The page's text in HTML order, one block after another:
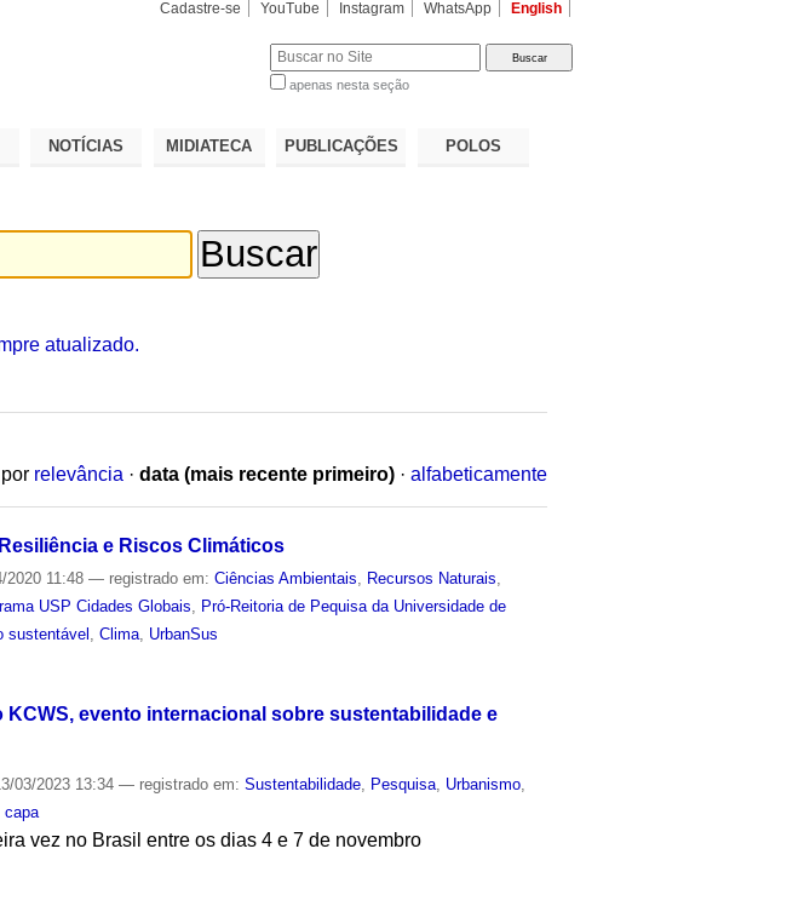
Cadastre-se YouTube Instagram WhatsApp English
apenas nesta seção
NOTÍCIAS MIDIATECA PUBLICAÇÕES POLOS
atualizado.
relevância · data (mais recente primeiro) · alfabeticamente
e Riscos Climáticos
2020 11:48— registrado em:Ciências Ambientais Recursos Naturais
USP Cidades Globais
Pró-Reitoria de Pequisa da Universidade de
sustentável ,Clima UrbanSus
evento internacional sobre sustentabilidade e
03/2023 13:34— registrado em:Sustentabilidade Pesquisa Urbanismo
,capa
vez no Brasil entre os dias 4 e 7 de novembro